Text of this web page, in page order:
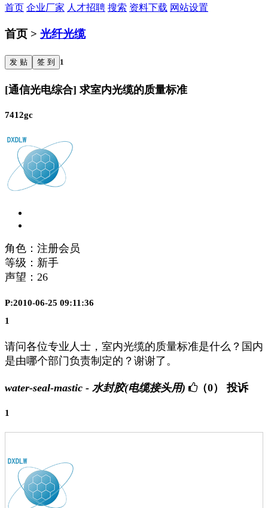
首页 企业厂家 人才招聘 搜索 资料下载 网站设置
首页 > 光纤光缆
发 贴 签 到 1
[通信光电综合] 求室内光缆的质量标准
7412gc
角色：注册会员
等级：新手
声望： 26
P:2010-06-25 09:11:36
1
请问各位专业人士，室内光缆的质量标准是什么？国内
是由哪个部门负责制定的？谢谢了。
water-seal-mastic - 水封胶(电缆接头用) （0） 投诉
1